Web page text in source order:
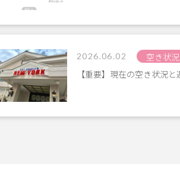
2026.06.02
空き状況
【重要】現在の空き状況